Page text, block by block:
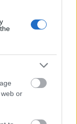
or
is
ez alkalomból
A fiatal
több közös
nyári workshop
Boldogtalanok